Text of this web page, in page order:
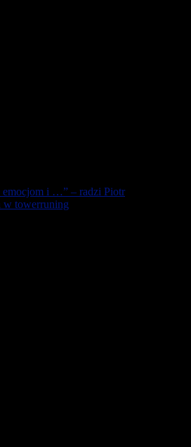
emocjom i …” – radzi Piotr
w towerruning